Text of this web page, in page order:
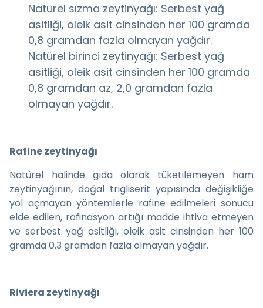
Natürel sızma zeytinyağı: Serbest yağ
asitliği, oleik asit cinsinden her 100 gramda
0,8 gramdan fazla olmayan yağdır.
Natürel birinci zeytinyağı: Serbest yağ
asitliği, oleik asit cinsinden her 100 gramda
0,8 gramdan az, 2,0 gramdan fazla
olmayan yağdır.
Rafine zeytinyağı
Natürel halinde gıda olarak tüketilemeyen ham
zeytinyağının, doğal trigliserit yapısında değişikliğe
yol açmayan yöntemlerle rafine edilmeleri sonucu
elde edilen, rafinasyon artığı madde ihtiva etmeyen
ve serbest yağ asitliği, oleik asit cinsinden her 100
gramda 0,3 gramdan fazla olmayan yağdır.
Riviera zeytinyağı